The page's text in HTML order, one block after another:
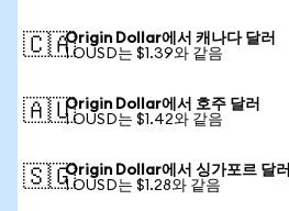
🇨🇦Origin Dollar에서 캐나다 달러
1 OUSD는 $1.39와 같음
🇦🇺Origin Dollar에서 호주 달러
1 OUSD는 $1.42와 같음
🇸🇬Origin Dollar에서 싱가포르 달러
1 OUSD는 $1.28와 같음